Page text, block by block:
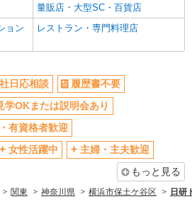
詳細を見る
いシフトで資格ゲット！住宅型有料老人
パート職員
1550円〜2312円 ＜交通費全支給(ガソリ
)＞
保土ヶ谷区内
詳細を見る
昇給あり
週2～3日勤務OK
残業ほぼなし
登録制
社会保険あり
研修制度あり
量販店・大型SC・百貨店
ョン
レストラン・専門料理店
日応相談
履歴書不要
学OKまたは説明会あり
有資格者歓迎
女性活躍中
主婦・主夫歓迎
もっと見る
関東 神奈川県 横浜市保土ケ谷区 日研